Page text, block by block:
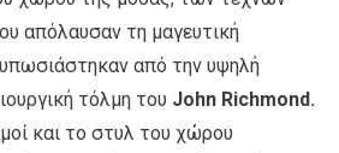
απόλαυσαν τη μαγευτική
από την υψηλή
τόλμη του John Richmond.
και το στυλ του χώρου